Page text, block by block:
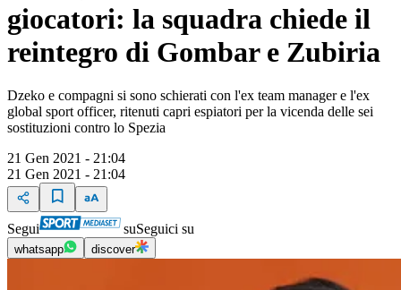
giocatori: la squadra chiede il
reintegro di Gombar e Zubiria
Dzeko e compagni si sono schierati con l'ex team manager e l'ex
global sport officer, ritenuti capri espiatori per la vicenda delle sei
sostituzioni contro lo Spezia
21 Gen 2021 - 21:04
21 Gen 2021 - 21:04
Segui suSeguici su
whatsapp discover